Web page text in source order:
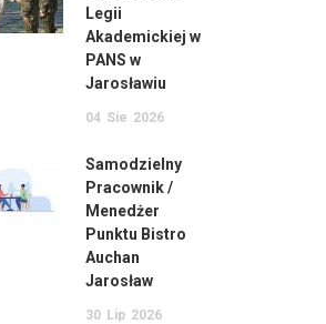
Legii
Akademickiej w
PANS w
Jarosławiu
04 Sie 2026
Samodzielny
Pracownik /
Menedżer
Punktu Bistro
Auchan
Jarosław
30 Lip 2026